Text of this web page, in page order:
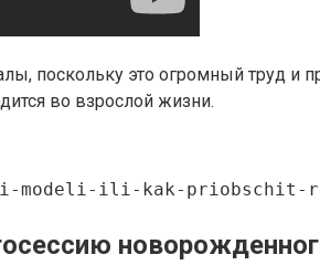
это огромный труд и
во взрослой жизни.
ili-kak-priobschit-